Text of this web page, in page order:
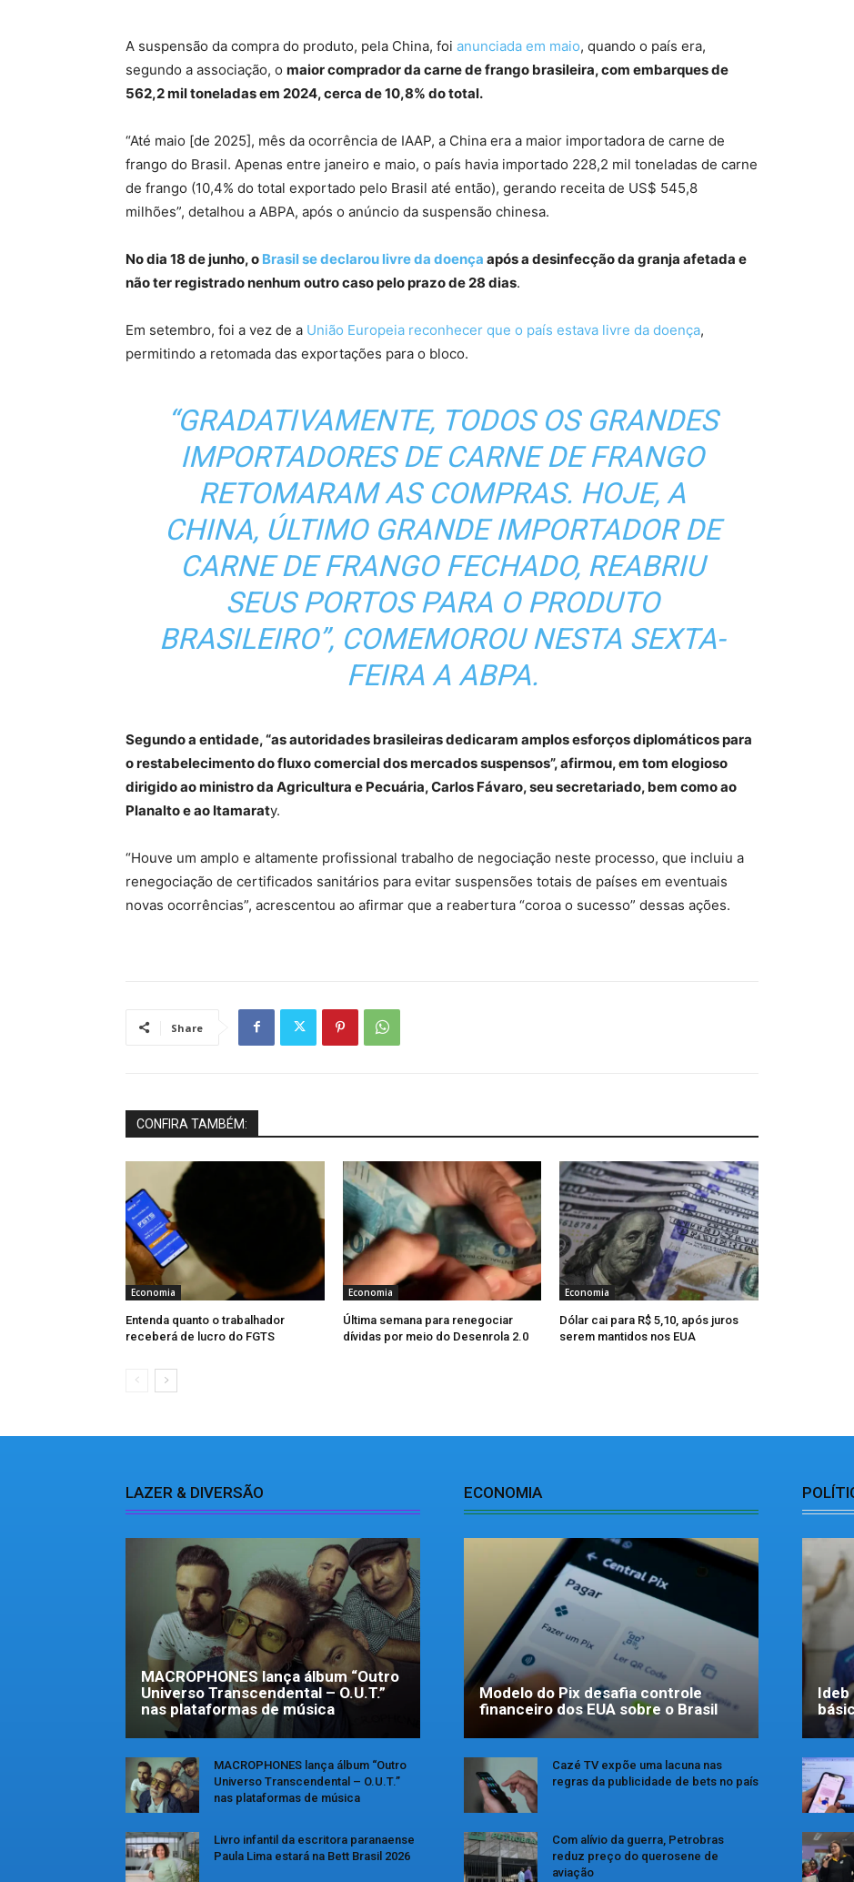
A suspensão da compra do produto, pela China, foi anunciada em maio, quando o país era,
segundo a associação, o maior comprador da carne de frango brasileira, com embarques de
562,2 mil toneladas em 2024, cerca de 10,8% do total.
“Até maio [de 2025], mês da ocorrência de IAAP, a China era a maior importadora de carne de
frango do Brasil. Apenas entre janeiro e maio, o país havia importado 228,2 mil toneladas de carne
de frango (10,4% do total exportado pelo Brasil até então), gerando receita de US$ 545,8
milhões”, detalhou a ABPA, após o anúncio da suspensão chinesa.
No dia 18 de junho, o Brasil se declarou livre da doença após a desinfecção da granja afetada e
não ter registrado nenhum outro caso pelo prazo de 28 dias.
Em setembro, foi a vez de a União Europeia reconhecer que o país estava livre da doença,
permitindo a retomada das exportações para o bloco.
“GRADATIVAMENTE, TODOS OS GRANDES
IMPORTADORES DE CARNE DE FRANGO
RETOMARAM AS COMPRAS. HOJE, A
CHINA, ÚLTIMO GRANDE IMPORTADOR DE
CARNE DE FRANGO FECHADO, REABRIU
SEUS PORTOS PARA O PRODUTO
BRASILEIRO”, COMEMOROU NESTA SEXTA-
FEIRA A ABPA.
Segundo a entidade, “as autoridades brasileiras dedicaram amplos esforços diplomáticos para
o restabelecimento do fluxo comercial dos mercados suspensos”, afirmou, em tom elogioso
dirigido ao ministro da Agricultura e Pecuária, Carlos Fávaro, seu secretariado, bem como ao
Planalto e ao Itamaraty.
“Houve um amplo e altamente profissional trabalho de negociação neste processo, que incluiu a
renegociação de certificados sanitários para evitar suspensões totais de países em eventuais
novas ocorrências”, acrescentou ao afirmar que a reabertura “coroa o sucesso” dessas ações.
Share
CONFIRA TAMBÉM:
Economia
Entenda quanto o trabalhador
receberá de lucro do FGTS
Economia
Última semana para renegociar
dívidas por meio do Desenrola 2.0
Economia
Dólar cai para R$ 5,10, após juros
serem mantidos nos EUA
LAZER & DIVERSÃO
MACROPHONES lança álbum “Outro
Universo Transcendental – O.U.T.”
nas plataformas de música
MACROPHONES lança álbum “Outro
Universo Transcendental – O.U.T.”
nas plataformas de música
Livro infantil da escritora paranaense
Paula Lima estará na Bett Brasil 2026
ECONOMIA
Modelo do Pix desafia controle
financeiro dos EUA sobre o Brasil
Cazé TV expõe uma lacuna nas
regras da publicidade de bets no país
Com alívio da guerra, Petrobras
reduz preço do querosene de
aviação
Ideb